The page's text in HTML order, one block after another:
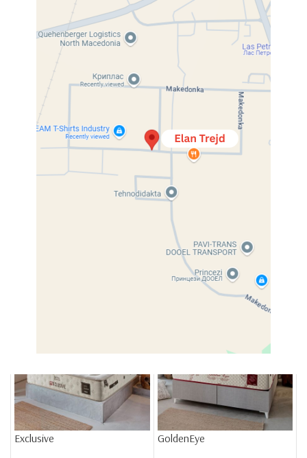
Спални,
Delux
Спални,Душеци
Elegance
Спални,Душеци
Exclusive GoldenEye